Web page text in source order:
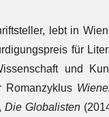
lebt in
für
und
Romanzyklus
Die Globalisten